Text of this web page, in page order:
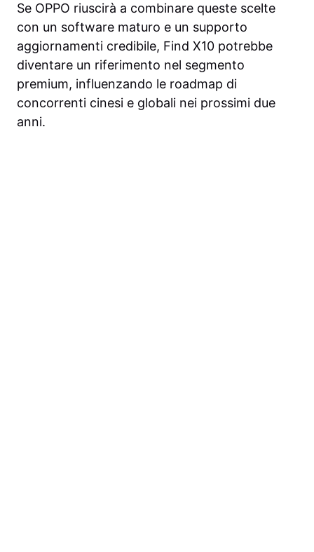
Se OPPO riuscirà a combinare queste scelte
con un software maturo e un supporto
aggiornamenti credibile, Find X10 potrebbe
diventare un riferimento nel segmento
premium, influenzando le roadmap di
concorrenti cinesi e globali nei prossimi due
anni.